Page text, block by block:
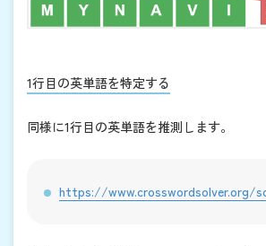
1行目の英単語を特定する
同様に1行目の英単語を推測します。
https://www.crosswordsolver.org/